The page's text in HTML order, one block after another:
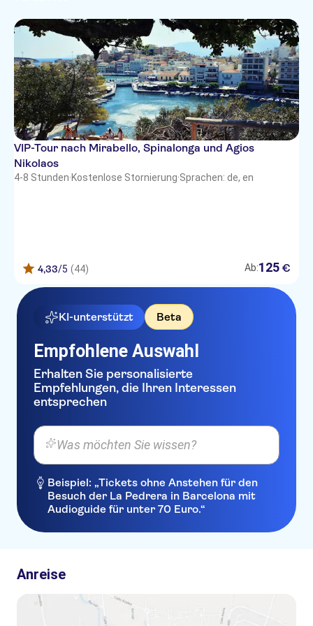
Aloe Boutique Anissaras
Pela Maria
Horizon Beach Hotel Stalis
Galaxy Villas
Mediterraneo
Porto Plazza
Matheo Villas & Suites Mallia
Balsamico Traditional Suites
Grecotel Meli Palace
Imperial Belvedere
SENSATORI Atlantica Caldera
Palace Analipsi
Phāea Cretan Malia Park
Bella Beach
Esperides Villas
VIP-Tour nach Mirabello, Spinalonga und Agios
Nikolaos
4-8 Stunden·Kostenlose Stornierung·Sprachen: de, en
4,33/5 (44) Ab:125 €
KI-unterstützt Beta
Empfohlene Auswahl
Erhalten Sie personalisierte
Empfehlungen, die Ihren Interessen
entsprechen
Was möchten Sie wissen?
Beispiel: „Tickets ohne Anstehen für den
Besuch der La Pedrera in Barcelona mit
Audioguide für unter 70 Euro.“
Anreise